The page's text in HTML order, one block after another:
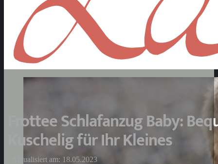
Frottee Schlafanzug Baby:
Kuschelig für Ihr Kleines
Aktualisiert am: 18.05.2023